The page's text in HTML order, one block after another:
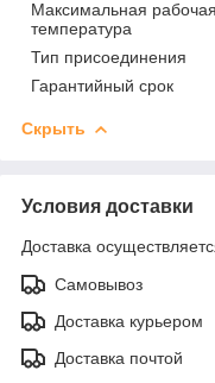
Максимальная рабочая
температура
Тип присоединения
Гарантийный срок
Скрыть
Условия доставки
Доставка
Самовывоз
Доставка курьером
Доставка почтой